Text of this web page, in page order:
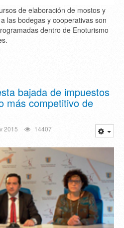
de elaboración de mostos y
las bodegas y cooperativas son
dentro de Enoturismo
bajada de impuestos
más competitivo de
2015 14407